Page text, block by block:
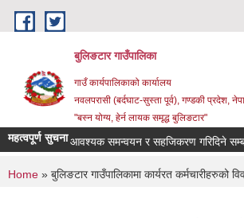
Skip to main content
बुलिङटार गाउँपालिका
गाउँ कार्यपालिकाको कार्यालय
नवलपरासी (बर्दघाट-सुस्ता पूर्व), गण्डकी प्रदेश,
"बस्न योग्य, हेर्न लायक समृद्ध बुलिङटार"
महत्वपूर्ण सुचनाआवश्यक समन्वयन र सहजिकरण गरिदिने सम्बन्धमा ।
You are here
Home » बुलिङटार गाउँपालिकामा कार्यरत कर्मचारीहरुको